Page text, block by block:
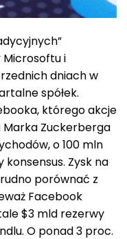
i
dniach w
spółek.
którego akcje
Marka Zuckerberga
o 100 mln
Zysk na
porównać z
Facebook
$3 mld rezerwy
O ponad 3 proc.